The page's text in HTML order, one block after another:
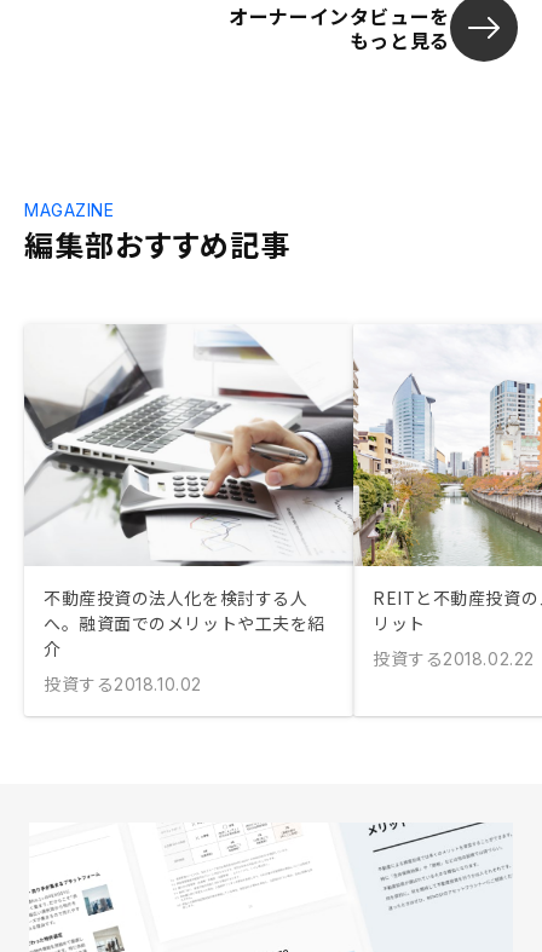
オーナーインタビューを
もっと見る
編集部おすすめ記事
MAGAZINE
不動産投資の法人化を検討する人
へ。融資面でのメリットや工夫を紹
介
投資する2018.10.02
REITと不動産投資
リット
投資する2018.02.22